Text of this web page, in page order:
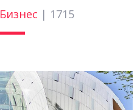
Бизнес | 1715